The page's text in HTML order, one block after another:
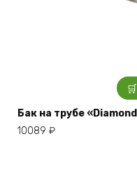
Бак на трубе
10089 ₽